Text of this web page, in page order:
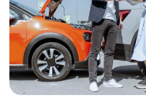
Particulieren